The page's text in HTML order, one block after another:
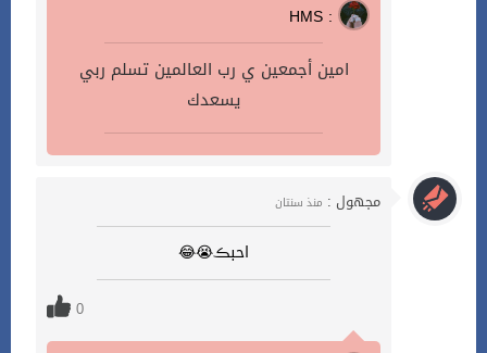
HMS :
امين أجمعين ي رب العالمين تسلم ربي
يسعدك
مجهول : منذ سنتان
احبڪ😭😂
0